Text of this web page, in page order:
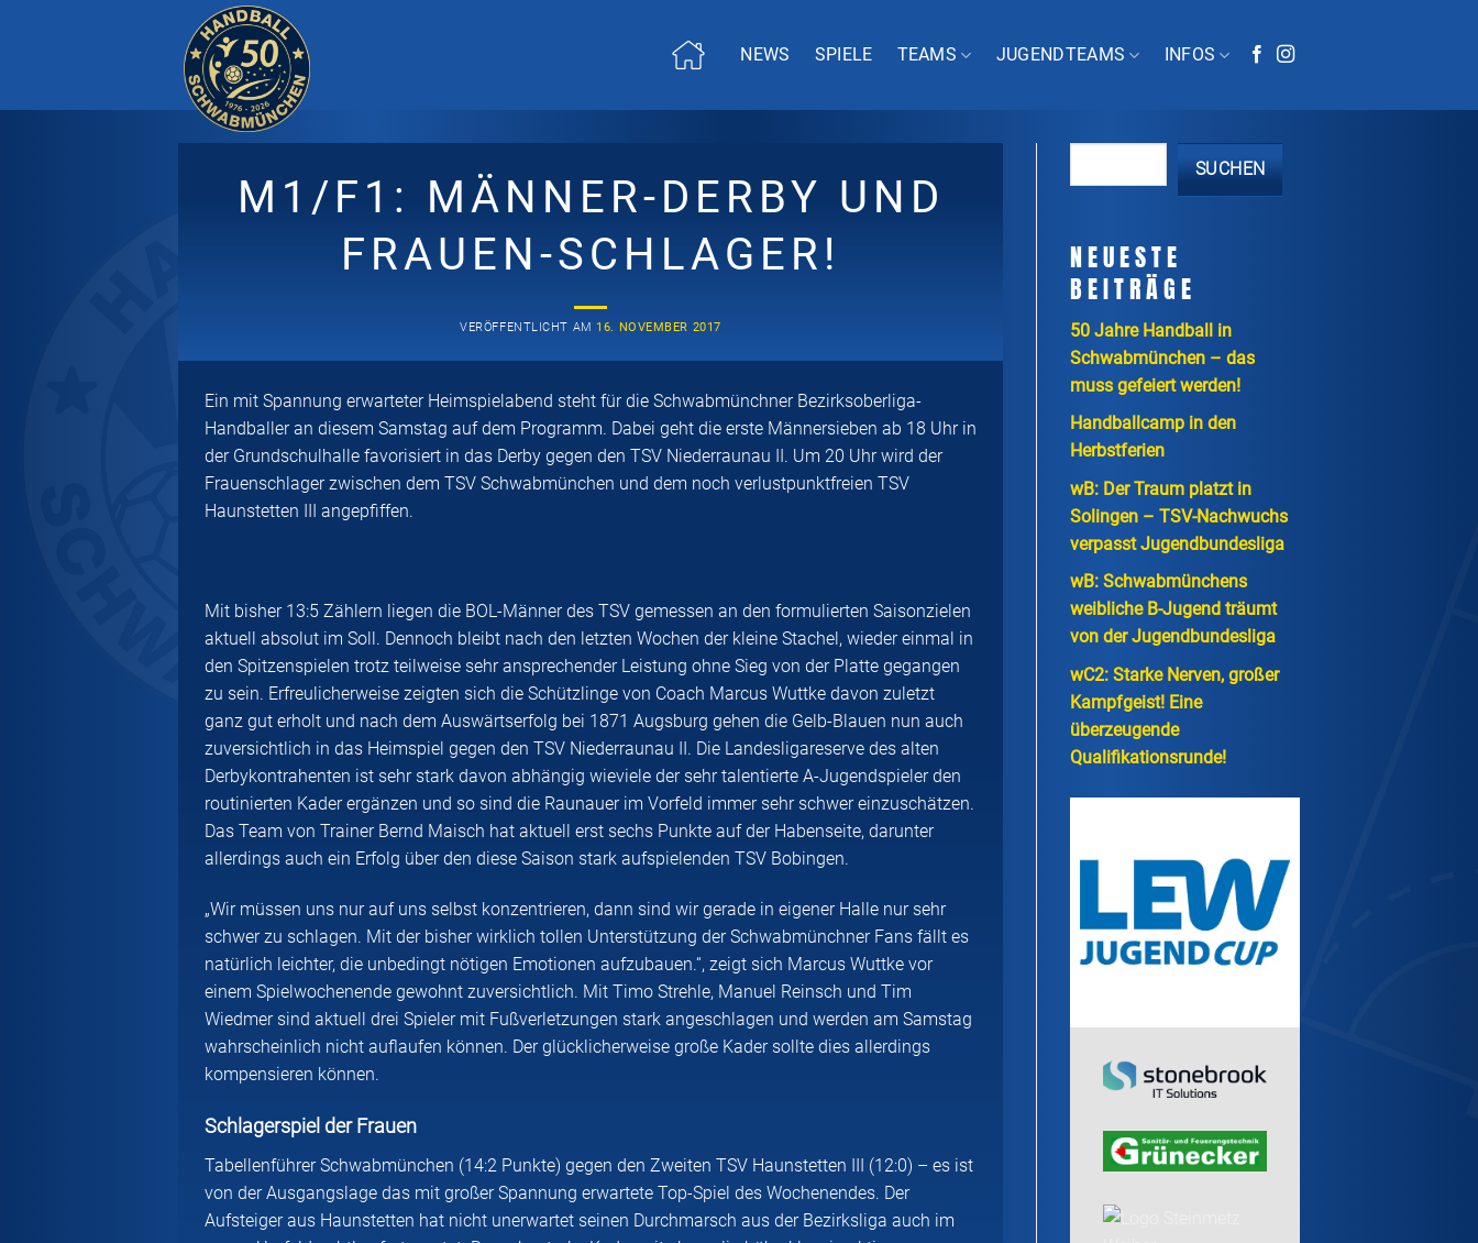
NEWS SPIELE TEAMS JUGENDTEAMS INFOS
M1/F1: MÄNNER-DERBY UND
FRAUEN-SCHLAGER!
VERÖFFENTLICHT AM 16. NOVEMBER 2017
Ein mit Spannung erwarteter Heimspielabend steht für die Schwabmünchner Bezirksoberliga-
Handballer an diesem Samstag auf dem Programm. Dabei geht die erste Männersieben ab 18 Uhr in
der Grundschulhalle favorisiert in das Derby gegen den TSV Niederraunau II. Um 20 Uhr wird der
Frauenschlager zwischen dem TSV Schwabmünchen und dem noch verlustpunktfreien TSV
Haunstetten III angepfiffen.
Mit bisher 13:5 Zählern liegen die BOL-Männer des TSV gemessen an den formulierten Saisonzielen
aktuell absolut im Soll. Dennoch bleibt nach den letzten Wochen der kleine Stachel, wieder einmal in
den Spitzenspielen trotz teilweise sehr ansprechender Leistung ohne Sieg von der Platte gegangen
zu sein. Erfreulicherweise zeigten sich die Schützlinge von Coach Marcus Wuttke davon zuletzt
ganz gut erholt und nach dem Auswärtserfolg bei 1871 Augsburg gehen die Gelb-Blauen nun auch
zuversichtlich in das Heimspiel gegen den TSV Niederraunau II. Die Landesligareserve des alten
Derbykontrahenten ist sehr stark davon abhängig wieviele der sehr talentierte A-Jugendspieler den
routinierten Kader ergänzen und so sind die Raunauer im Vorfeld immer sehr schwer einzuschätzen.
Das Team von Trainer Bernd Maisch hat aktuell erst sechs Punkte auf der Habenseite, darunter
allerdings auch ein Erfolg über den diese Saison stark aufspielenden TSV Bobingen.
„Wir müssen uns nur auf uns selbst konzentrieren, dann sind wir gerade in eigener Halle nur sehr
schwer zu schlagen. Mit der bisher wirklich tollen Unterstützung der Schwabmünchner Fans fällt es
natürlich leichter, die unbedingt nötigen Emotionen aufzubauen.“, zeigt sich Marcus Wuttke vor
einem Spielwochenende gewohnt zuversichtlich. Mit Timo Strehle, Manuel Reinsch und Tim
Wiedmer sind aktuell drei Spieler mit Fußverletzungen stark angeschlagen und werden am Samstag
wahrscheinlich nicht auflaufen können. Der glücklicherweise große Kader sollte dies allerdings
kompensieren können.
Schlagerspiel der Frauen
Tabellenführer Schwabmünchen (14:2 Punkte) gegen den Zweiten TSV Haunstetten III (12:0) – es ist
von der Ausgangslage das mit großer Spannung erwartete Top-Spiel des Wochenendes. Der
Aufsteiger aus Haunstetten hat nicht unerwartet seinen Durchmarsch aus der Bezirksliga auch im
SUCHEN
NEUESTE
BEITRÄGE
50 Jahre Handball in
Schwabmünchen – das
muss gefeiert werden!
Handballcamp in den
Herbstferien
wB: Der Traum platzt in
Solingen – TSV-Nachwuchs
verpasst Jugendbundesliga
wB: Schwabmünchens
weibliche B-Jugend träumt
von der Jugendbundesliga
wC2: Starke Nerven, großer
Kampfgeist! Eine
überzeugende
Qualifikationsrunde!